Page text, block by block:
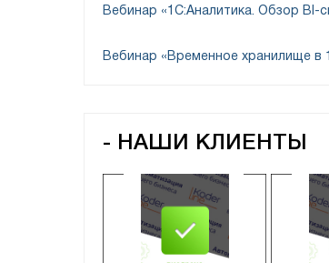
Белгіленген шоттар түсім
Вебинар «1С:Аналитика. Обзор BI-
Вебинар «Временное хранилище в
- НАШИ КЛИЕНТЫ
ТОО «Tranco
Management Solutions»
ТОО